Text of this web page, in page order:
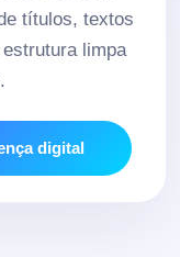
títulos, textos
limpa
digital